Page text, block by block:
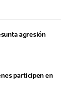
agresión
participen en